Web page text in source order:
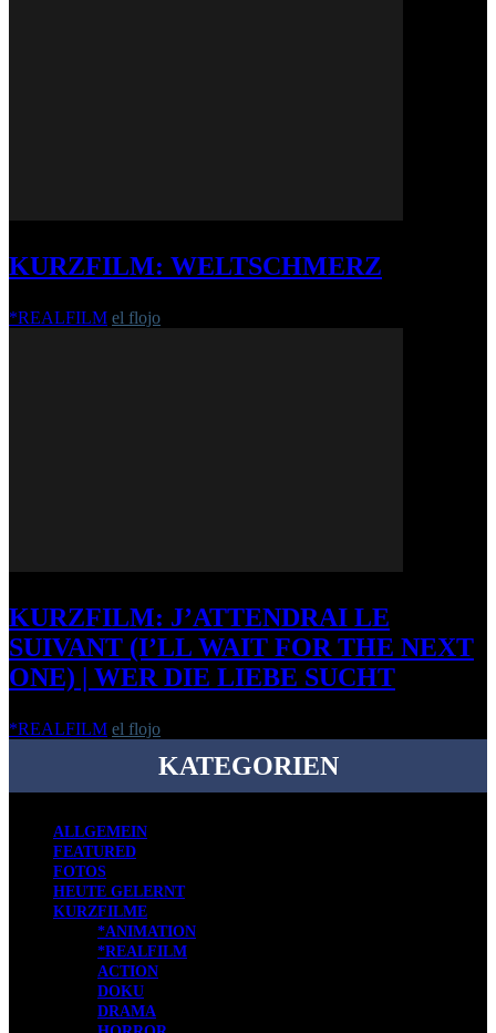
KURZFILM: WELTSCHMERZ
*REALFILM el flojo
KURZFILM: J’ATTENDRAI LE
SUIVANT (I’LL WAIT FOR THE NEXT
ONE) | WER DIE LIEBE SUCHT
*REALFILM el flojo
KATEGORIEN
ALLGEMEIN
FEATURED
FOTOS
HEUTE GELERNT
KURZFILME
*ANIMATION
*REALFILM
ACTION
DOKU
DRAMA